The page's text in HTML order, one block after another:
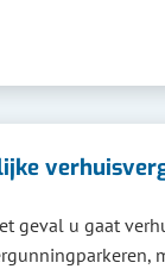
geval u gaat